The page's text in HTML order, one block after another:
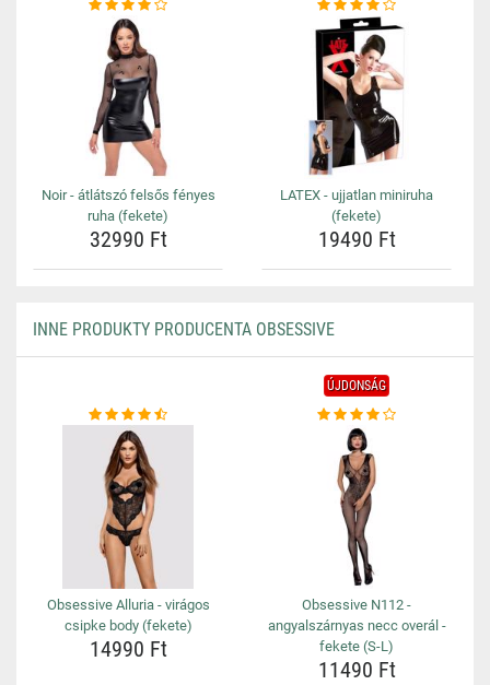
Noir - átlátszó felsős fényes
ruha (fekete)
32990 Ft
LATEX - ujjatlan miniruha
(fekete)
19490 Ft
INNE PRODUKTY PRODUCENTA OBSESSIVE
Obsessive Alluria - virágos
csipke body (fekete)
14990 Ft
ÚJDONSÁG
Obsessive N112 -
angyalszárnyas necc overál -
fekete (S-L)
11490 Ft